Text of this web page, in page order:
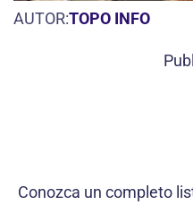
AUTOR:TOPO INFO
Conozca un completo